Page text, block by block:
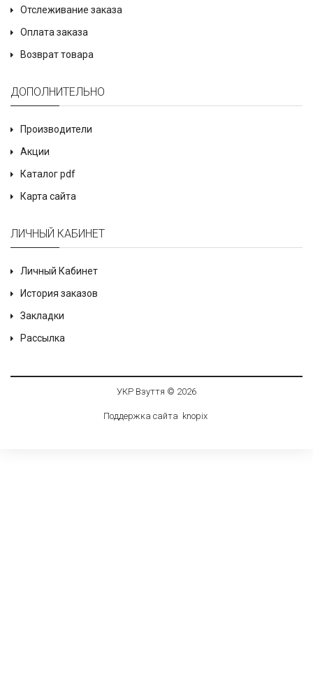
Отслеживание заказа
Оплата заказа
Возврат товара
ДОПОЛНИТЕЛЬНО
Производители
Акции
Каталог pdf
Карта сайта
ЛИЧНЫЙ КАБИНЕТ
Личный Кабинет
История заказов
Закладки
Рассылка
УКР Взуття © 2026
Поддержка сайта knopix